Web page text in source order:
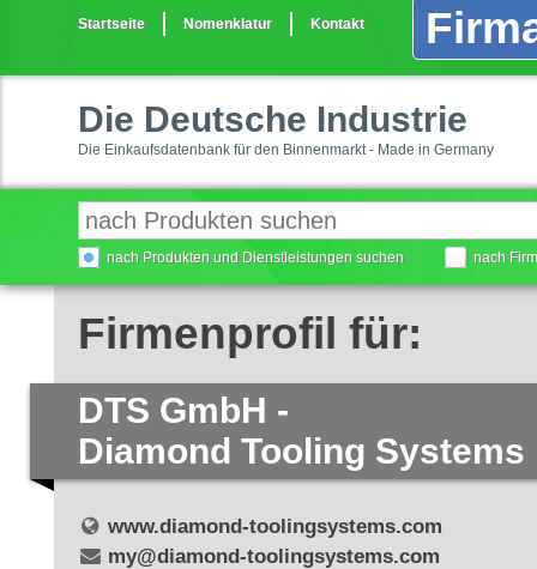
Startseite Nomenklatur Kontakt
Die Deutsche Industrie
Die Einkaufsdatenbank für den Binnenmarkt - Made in Germany
nach Produkten und Dienstleistungen suchen nach
Firmenprofil für:
DTS GmbH -
Diamond Tooling Systems
www.diamond-toolingsystems.com
my@diamond-toolingsystems.com